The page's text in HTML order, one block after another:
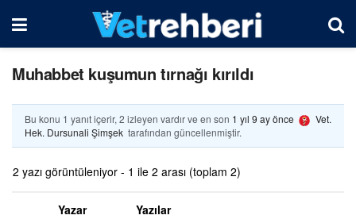
Muhabbet kuşumun tırnağı kırıldı
Bu konu 1 yanıt içerir, 2 izleyen vardır ve en son 1 yıl 9 ay önce
Vet.
Hek. Dursunali Şimşek tarafından güncellenmiştir.
2 yazı görüntüleniyor - 1 ile 2 arası (toplam 2)
Yazar
Yazılar